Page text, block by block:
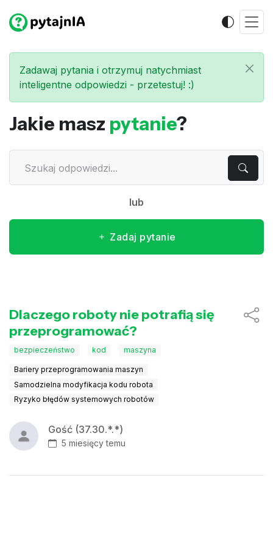
Zadawaj pytania i otrzymuj natychmiast
inteligentne odpowiedzi - przetestuj! :)
Jakie masz pytanie?
lub
Zadaj pytanie
Dlaczego roboty nie potrafią się
przeprogramować?
bezpieczeństwo kod maszyna
Bariery przeprogramowania maszyn
Samodzielna modyfikacja kodu robota
Ryzyko błędów systemowych robotów
Gość (37.30.*.*)
5 miesięcy temu